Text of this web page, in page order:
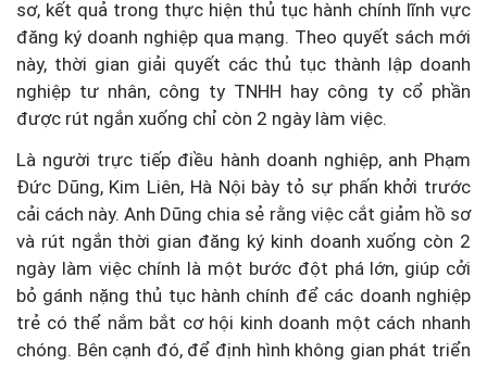
sơ, kết quả trong thực hiện thủ tục hành chính lĩnh vực
đăng ký doanh nghiệp qua mạng. Theo quyết sách mới
này, thời gian giải quyết các thủ tục thành lập doanh
nghiệp tư nhân, công ty TNHH hay công ty cổ phần
được rút ngắn xuống chỉ còn 2 ngày làm việc.
Là người trực tiếp điều hành doanh nghiệp, anh Phạm
Đức Dũng, Kim Liên, Hà Nội bày tỏ sự phấn khởi trước
cải cách này. Anh Dũng chia sẻ rằng việc cắt giảm hồ sơ
và rút ngắn thời gian đăng ký kinh doanh xuống còn 2
ngày làm việc chính là một bước đột phá lớn, giúp cởi
bỏ gánh nặng thủ tục hành chính để các doanh nghiệp
trẻ có thể nắm bắt cơ hội kinh doanh một cách nhanh
chóng. Bên cạnh đó, để định hình không gian phát triển